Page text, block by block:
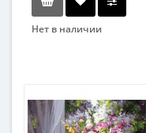
Нет в наличии
Картина по номерам
Возраст